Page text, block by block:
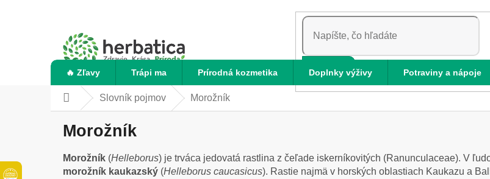
HĽADAŤ
🔥 Zľavy Trápi ma Prírodná kozmetika Doplnky výživy Potraviny a nápoje
DomovSlovník pojmov Morožník
Morožník
Morožník (Helleborus) je trváca jedovatá rastlina z čeľade iskerníkovitých (Ranunculaceae). V
morožník kaukazský (Helleborus caucasicus). Rastie najmä v horských oblastiach Kaukazu a